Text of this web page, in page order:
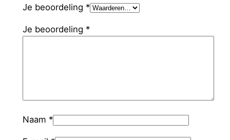
Je beoordeling *
Je beoordeling *
Naam *